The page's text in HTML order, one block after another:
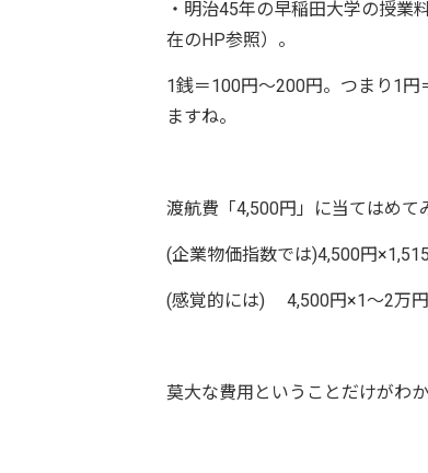
・明治45年の早稲田大学の授業
在のHP参照）。
1銭＝100円～200円。つまり1
ますね。
渡航費「4,500円」に当てはめて
(企業物価指数では)4,500円
(感覚的には) 4,500円×1～2万
莫大な費用ということだけがわ